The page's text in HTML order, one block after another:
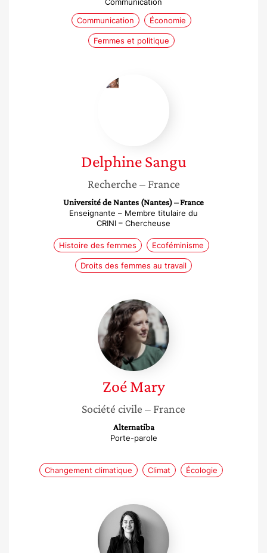
Communication
Économie
Femmes et politique
Delphine Sangu
Recherche – France
Université de Nantes (Nantes) – France
Enseignante – Membre titulaire du
CRINI – Chercheuse
Histoire des femmes Ecoféminisme
Droits des femmes au travail
Zoé
Mary
Zoé Mary
Société civile – France
Alternatiba
Porte-parole
Changement climatique Climat Écologie
Pauline
Cohadon